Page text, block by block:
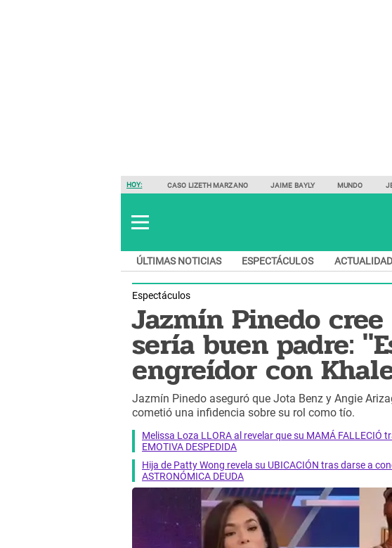
HOY: CASO LIZETH MARZANO JAIME BAYLY MUNDO
ÚLTIMAS NOTICIAS ESPECTÁCULOS ACTUALIDAD
Espectáculos
Jazmín Pinedo
sería buen padre:
engreídor con
Jazmín Pinedo aseguró que Jota Benz y Angie
cometió una infidencia sobre su rol como tío.
Melissa Loza LLORA al revelar que su MAMÁ FALLECIÓ
EMOTIVA DESPEDIDA
Hija de Patty Wong revela su UBICACIÓN tras darse a
ASTRONÓMICA DEUDA